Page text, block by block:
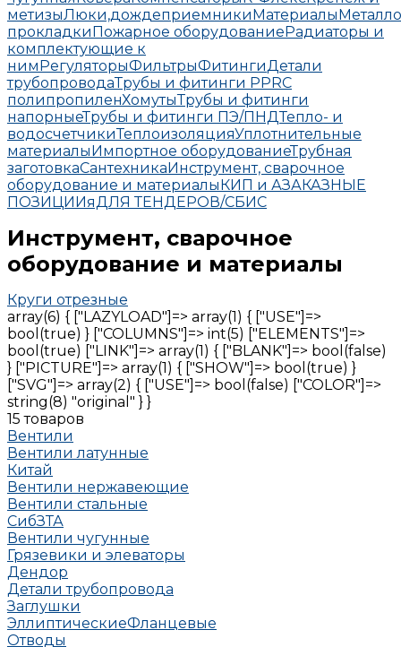
метизыЛюки,дождеприемникиМатериалы
прокладкиПожарное оборудованиеРадиаторы и
комплектующие к
нимРегуляторыФильтрыФитингиДетали
трубопроводаТрубы и фитинги PPRC
полипропиленХомутыТрубы и фитинги
напорныеТрубы и фитинги ПЭ/ПНДТепло- и
водосчетчикиТеплоизоляцияУплотнительные
материалыИмпортное оборудованиеТрубная
заготовкаСантехникаИнструмент, сварочное
оборудование и материалыКИП и АЗАКАЗНЫЕ
ПОЗИЦИИяДЛЯ ТЕНДЕРОВ/СБИС
Инструмент, сварочное
оборудование и материалы
Круги отрезные
array(6) { ["LAZYLOAD"]=> array(1) { ["USE"]=>
bool(true) } ["COLUMNS"]=> int(5) ["ELEMENTS"]=>
bool(true) ["LINK"]=> array(1) { ["BLANK"]=> bool(false)
} ["PICTURE"]=> array(1) { ["SHOW"]=> bool(true) }
["SVG"]=> array(2) { ["USE"]=> bool(false) ["COLOR"]=>
string(8) "original" } }
15 товаров
Вентили
Вентили латунные
Китай
Вентили нержавеющие
Вентили стальные
СибЗТА
Вентили чугунные
Грязевики и элеваторы
Дендор
Детали трубопровода
Заглушки
ЭллиптическиеФланцевые
Отводы